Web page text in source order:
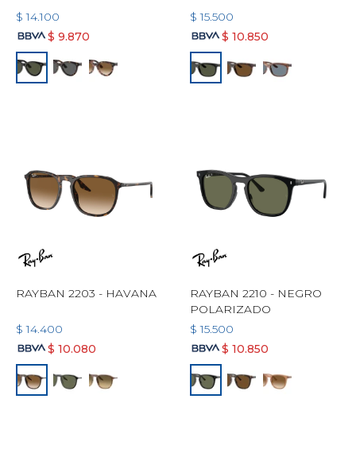
$ 14.100
$ 9.870
$ 15.500
$ 10.850
RAYBAN 2203 - HAVANA
$ 14.400
$ 10.080
RAYBAN 2210 - NEGRO
POLARIZADO
$ 15.500
$ 10.850